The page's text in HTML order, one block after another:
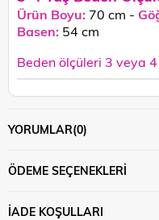
Ürün Boyu: 70 cm -
Basen: 54 cm
Beden ölçüleri 3 veya
YORUMLAR(0)
ÖDEME SEÇENEKLERI
İADE KOŞULLARI